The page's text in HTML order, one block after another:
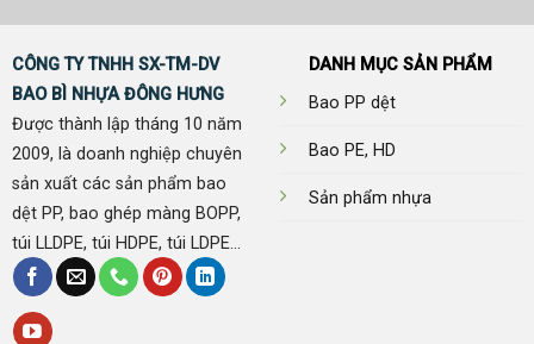
CÔNG TY TNHH SX-TM-DV
BAO BÌ NHỰA ĐÔNG HƯNG
Được thành lập tháng 10 năm
2009, là doanh nghiệp chuyên
sản xuất các sản phẩm bao
dệt PP, bao ghép màng BOPP,
túi LLDPE, túi HDPE, túi LDPE...
DANH MỤC SẢN PHẨM
Bao PP dệt
Bao PE, HD
Sản phẩm nhựa